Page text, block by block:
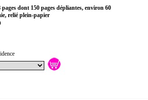
dont 150 pages dépliantes, environ 60
relié plein-papier